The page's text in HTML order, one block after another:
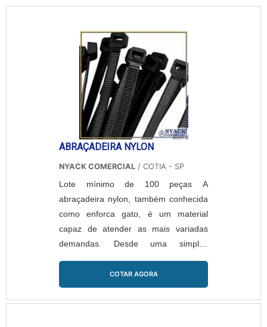
ABRAÇADEIRA NYLON
NYACK COMERCIAL / COTIA - SP
Lote mínimo de 100 peças A
abraçadeira nylon, também conhecida
como enforca gato, é um material
capaz de atender as mais variadas
demandas. Desde uma simples
elétricos. A abraçadeira é fabricada em
uma grande variedade de tamanhos e
cores que as permitem atender as
COTAR AGORA